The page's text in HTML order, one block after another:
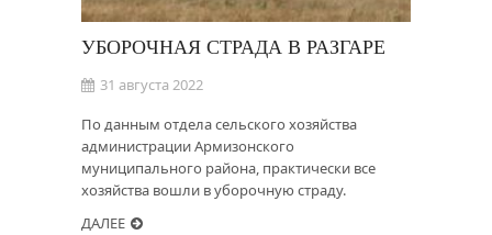
УБОРОЧНАЯ СТРАДА В РАЗГАРЕ
31 августа 2022
По данным отдела сельского хозяйства
администрации Армизонского
муниципального района, практически все
хозяйства вошли в уборочную страду.
ДАЛЕЕ